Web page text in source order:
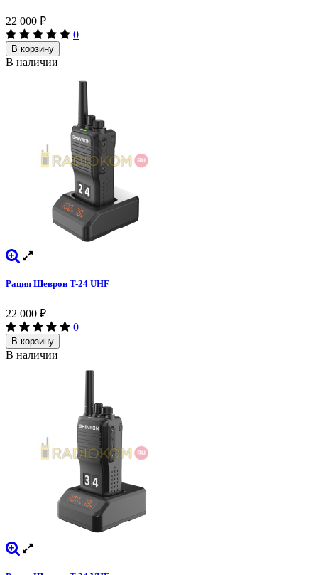
22 000 ₽
0
В корзину
В наличии
Рация Шеврон T-24 UHF
22 000 ₽
0
В корзину
В наличии